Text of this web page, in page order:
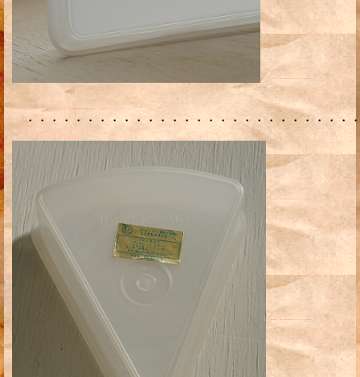
・・・・・・・・・・・・・・・・・・・・・・・・・・・